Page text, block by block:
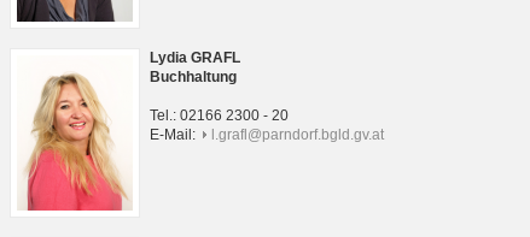
Lydia GRAFL
Buchhaltung
Tel.: 02166 2300 - 20
E-Mail:
l.grafl@parndorf.bgld.gv.at